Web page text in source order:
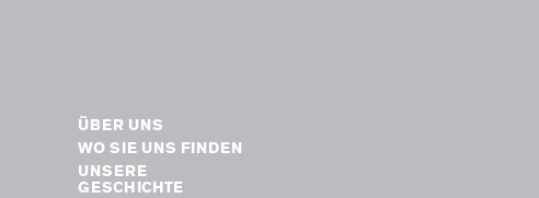
ÜBER UNS
WO SIE UNS FINDEN
UNSERE
GESCHICHTE